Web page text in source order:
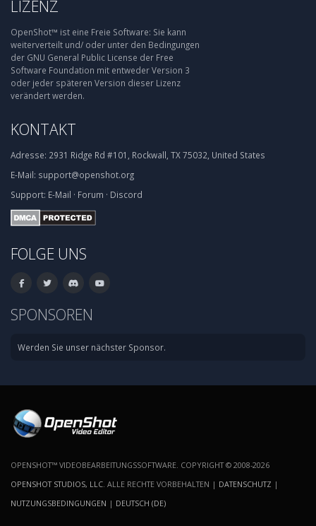
LIZENZ
OpenShot™ ist eine Freie Software: Sie kann
weiterverteilt und/ oder unter den Bedingungen
der GNU General Public License der Free
Software Foundation mit entweder Version 3
oder jeder späteren Version dieser Lizenz
verändert werden.
KONTAKT
Adresse: 2931 Ridge Rd #101, Rockwall, TX 75032, United States
E-Mail: support@openshot.org
Support: E-Mail · Forum · Discord
FOLGE UNS
SPONSOREN
Werden Sie unser nächster Sponsor.
OPENSHOT™ VIDEOBEARBEITUNGSSOFTWARE. COPYRIGHT © 2008-2026
OPENSHOT STUDIOS, LLC . ALLE RECHTE VORBEHALTEN | DATENSCHUTZ |
NUTZUNGSBEDINGUNGEN | DEUTSCH (DE)